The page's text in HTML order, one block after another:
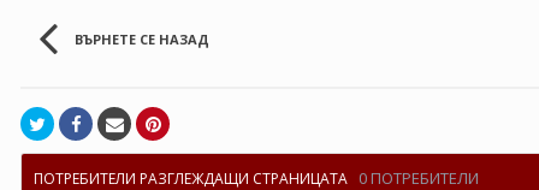
ВЪРНЕТЕ СЕ НАЗАД
ПОТРЕБИТЕЛИ РАЗГЛЕЖДАЩИ СТРАНИЦАТА 0 ПОТРЕБИТЕЛИ